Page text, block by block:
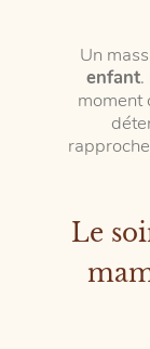
Un
enfant.
moment
Le